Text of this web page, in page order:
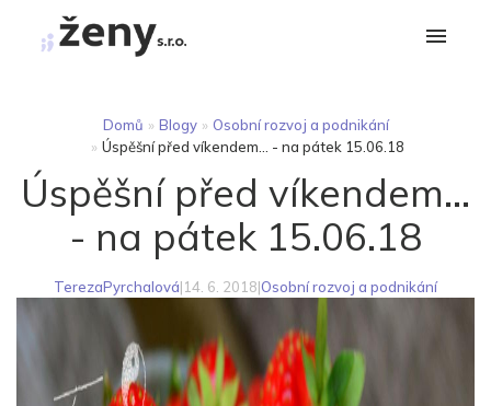
Domů » Blogy » Osobní rozvoj a podnikání
» Úspěšní před víkendem... - na pátek 15.06.18
Úspěšní před víkendem...
- na pátek 15.06.18
TerezaPyrchalová|14. 6. 2018|Osobní rozvoj a podnikání